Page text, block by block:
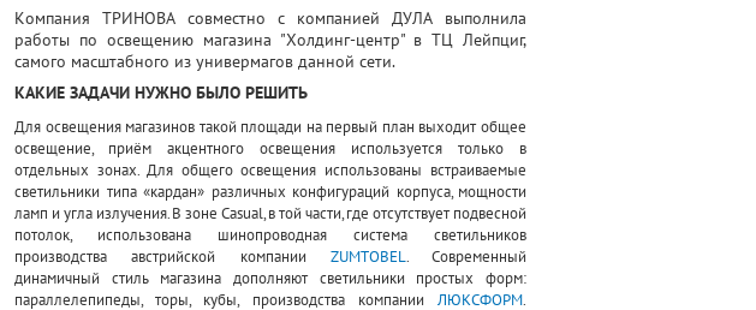
Компания ТРИНОВА совместно с компанией ДУЛА выполнила
работы по освещению магазина "Холдинг-центр" в ТЦ Лейпциг,
самого масштабного из универмагов данной сети.
КАКИЕ ЗАДАЧИ НУЖНО БЫЛО РЕШИТЬ
Для освещения магазинов такой площади на первый план выходит общее
освещение, приём акцентного освещения используется только в
отдельных зонах. Для общего освещения использованы встраиваемые
светильники типа «кардан» различных конфигураций корпуса, мощности
ламп и угла излучения. В зоне Casual, в той части, где отсутствует подвесной
потолок, использована шинопроводная система светильников
производства австрийской компании ZUMTOBEL. Современный
динамичный стиль магазина дополняют светильники простых форм:
параллелепипеды, торы, кубы, производства компании ЛЮКСФОРМ.